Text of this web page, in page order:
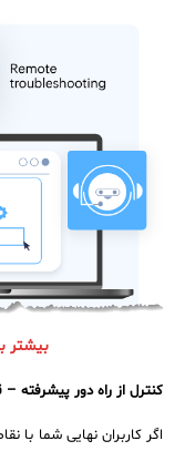
بیشتر
کنترل از راه دور پیشرفته
اگر کاربران نهایی شما با